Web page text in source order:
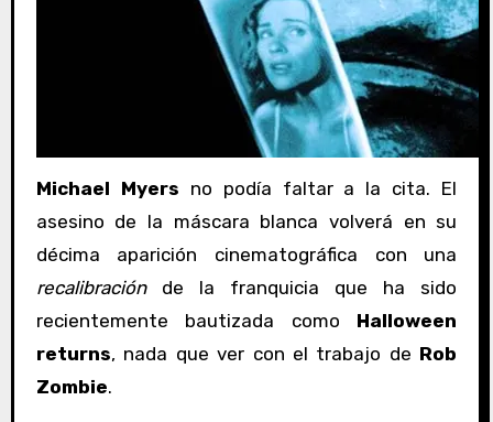
Michael Myers no podía faltar a la cita. El
asesino de la máscara blanca volverá en su
décima aparición cinematográfica con una
recalibraciónde la franquicia que ha sido
recientemente bautizada como Halloween
returns, nada que ver con el trabajo de Rob
Zombie.